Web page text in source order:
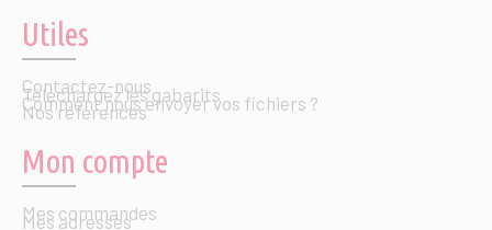
Utiles
Contactez-nous
Téléchargez les gabarits
Comment nous envoyer vos fichiers ?
Nos références
Mon compte
Mes commandes
Mes adresses